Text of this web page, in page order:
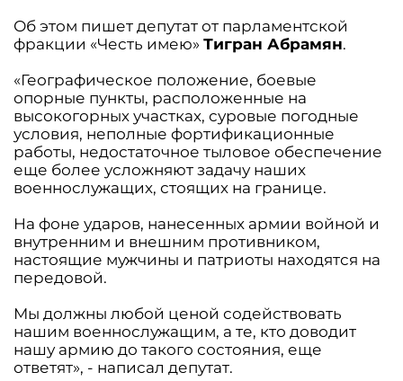
Об этом пишет депутат от парламентской
фракции «Честь имею» Тигран Абрамян.
«Географическое положение, боевые
опорные пункты, расположенные на
высокогорных участках, суровые погодные
условия, неполные фортификационные
работы, недостаточное тыловое обеспечение
еще более усложняют задачу наших
военнослужащих, стоящих на границе.
На фоне ударов, нанесенных армии войной и
внутренним и внешним противником,
настоящие мужчины и патриоты находятся на
передовой.
Мы должны любой ценой содействовать
нашим военнослужащим, а те, кто доводит
нашу армию до такого состояния, еще
ответят», - написал депутат.